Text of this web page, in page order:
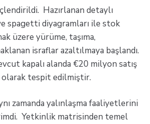
Hazırlanan detaylı
spagetti diyagramları ile stok
üzere yürüme, taşıma,
israflar azaltılmaya başlandı.
kapalı alanda €20 milyon satış
olarak tespit edilmiştir.
zamanda yalınlaşma faaliyetlerini
Yetkinlik matrisinden temel